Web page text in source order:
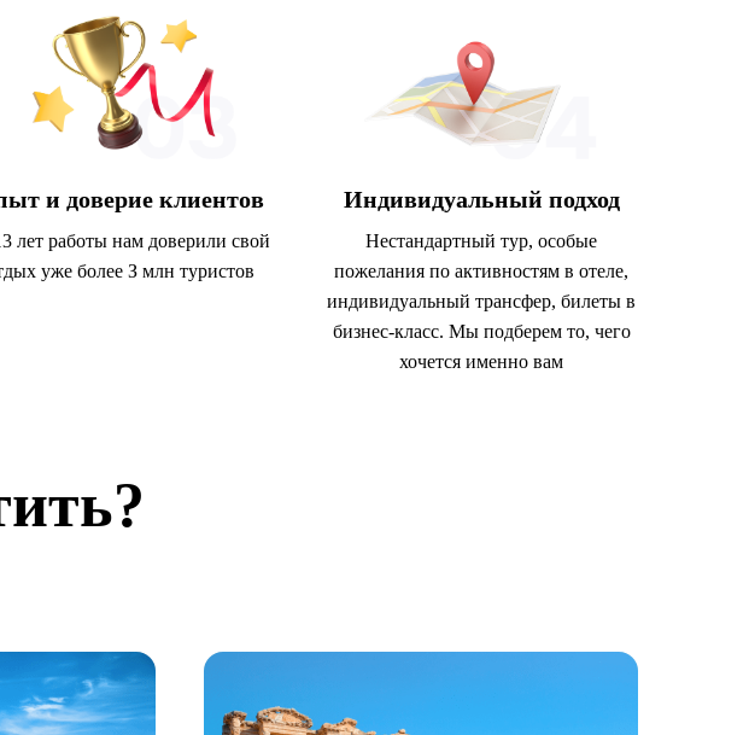
и доверие клиентов
лет работы нам доверили свой
уже более З млн туристов
Индивидуальный подход
Нестандартный тур, особые
пожелания по активностям в отеле,
индивидуальный трансфер, билеты в
бизнес-класс. Мы подберем то, чего
хочется именно вам